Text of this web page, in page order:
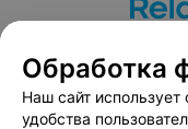
Вакансии
Публичный
Обработка
Наш сайт
удобства